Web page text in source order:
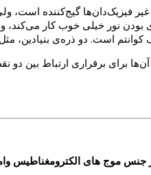
غیر فیزیک‌دان‌ها گیج‌کننده است،
نور خیلی خوب کار می‌کند،
است. دو ذره‌ی بنیادین،
آن‌ها برای برقراری ارتباط بین
جنس موج های الکترومغناطیس